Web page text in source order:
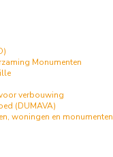
Monumenten
verbouwing
(DUMAVA)
woningen en monumenten